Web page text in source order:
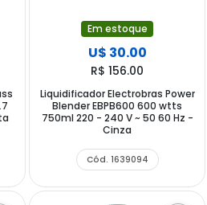
Em estoque
U$ 30.00
R$ 156.00
Liquidificador Electrobras Power
Blender EBPB600 600 wtts
750ml 220 - 240 V ~ 50 60 Hz -
Cinza
Cód. 1639094